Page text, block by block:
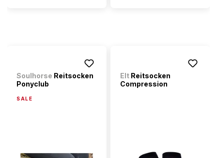
Soulhorse Reitsocken
Ponyclub
SALE
Elt Reitsocken
Compression